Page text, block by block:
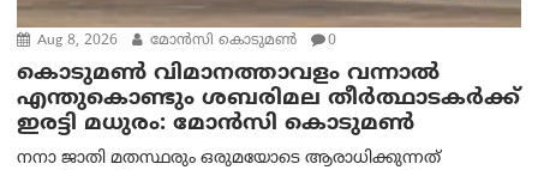
Aug 8, 2026 മോൻസി കൊടുമൺ 0
കൊടുമൺ വിമാനത്താവളം വന്നാൽ
എന്തുകൊണ്ടും ശബരിമല തീർത്ഥാടകർക്ക്
ഇരട്ടി മധുരം: മോൻസി കൊടുമൺ
നനാ ജാതി മതസ്ഥരും ഒരുമയോടെ ആരാധിക്കുന്നത്